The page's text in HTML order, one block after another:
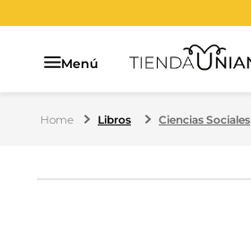
Menú
Libros Ciencias Sociales